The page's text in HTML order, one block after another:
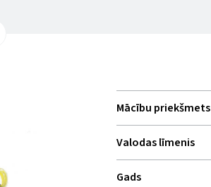
Mācību priekšmets
Valodas līmenis
Gads